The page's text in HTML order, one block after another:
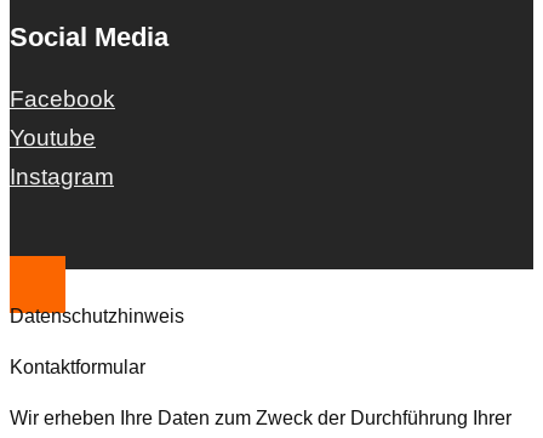
Social Media
Facebook
Youtube
Instagram
Datenschutzhinweis
Kontaktformular
Wir erheben Ihre Daten zum Zweck der Durchführung Ihrer